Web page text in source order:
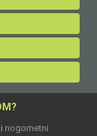
nogometni